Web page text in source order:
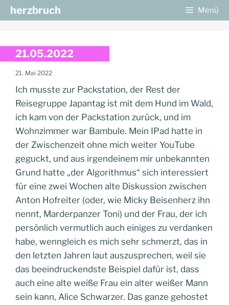
Zum
Inhalt
herzbruch Menü
21.05.2022
21. Mai 2022
Ich musste zur Packstation, der Rest der
Reisegruppe Japantag ist mit dem Hund im Wald,
ich kam von der Packstation zurück, und im
Wohnzimmer war Bambule. Mein IPad hatte in
der Zwischenzeit ohne mich weiter YouTube
geguckt, und aus irgendeinem mir unbekannten
Grund hatte „der Algorithmus“ sich interessiert
für eine zwei Wochen alte Diskussion zwischen
Anton Hofreiter (oder, wie Micky Beisenherz ihn
nennt, Marderpanzer Toni) und der Frau, der ich
persönlich vermutlich auch einiges zu verdanken
habe, wenngleich es mich sehr schmerzt, das in
den letzten Jahren laut auszusprechen, weil sie
das beeindruckendste Beispiel dafür ist, dass
auch eine alte weiße Frau ein alter weißer Mann
sein kann, Alice Schwarzer. Das ganze gehostet